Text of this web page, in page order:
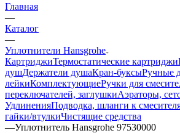
Главная
—
Каталог
—
Уплотнители Hansgrohe
КартриджиТермостатические картриджи
душДержатели душаКран-буксыРучные
лейкиКомплектующиеРучки для
переключателей, заглушкиАэраторы,
УдлиненияПодводка, шланги к
гайки/втулкиЧистящие средства
—Уплотнитель Hansgrohe 97530000